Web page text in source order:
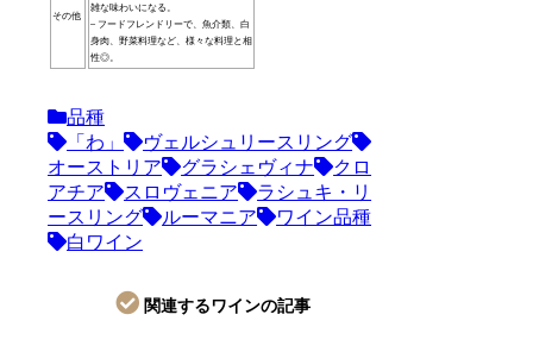
その他
雑な味わいになる。
– フードフレンドリーで、魚介類、白
身肉、野菜料理など、様々な料理と相
性◎。
品種
「わ」
ヴェルシュリースリング
オーストリア
グラシェヴィナ
クロ
アチア
スロヴェニア
ラシュキ・リ
ースリング
ルーマニア
ワイン品種
白ワイン
関連するワインの記事